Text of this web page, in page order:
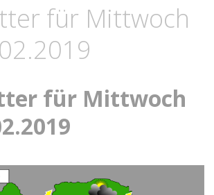
für Mittwoch
für Mittwoch